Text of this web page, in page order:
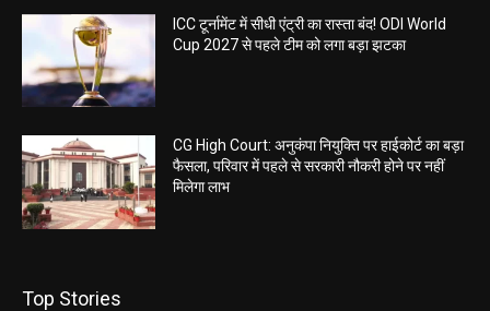
ICC टूर्नामेंट में सीधी एंट्री का रास्ता बंद! ODI World
Cup 2027 से पहले टीम को लगा बड़ा झटका
CG High Court: अनुकंपा नियुक्ति पर हाईकोर्ट का बड़ा
फैसला, परिवार में पहले से सरकारी नौकरी होने पर नहीं
मिलेगा लाभ
Top Stories